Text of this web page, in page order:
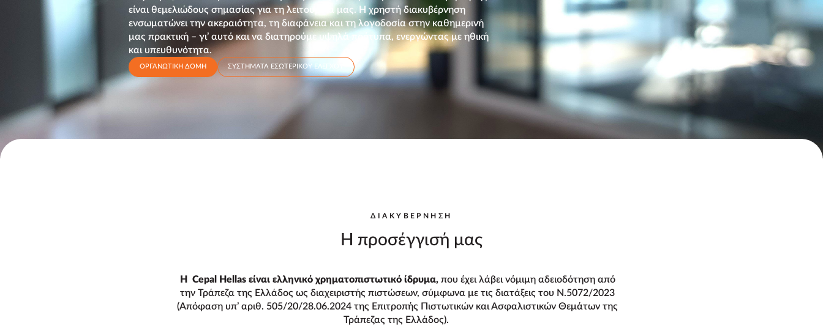
είναι θεμελιώδους σημασίας για τη λειτουργία μας. Η χρηστή διακυβέρνηση
ενσωματώνει την ακεραιότητα, τη διαφάνεια και τη λογοδοσία στην καθημερινή
μας πρακτική – γι’ αυτό και να διατηρούμε υψηλά πρότυπα, ενεργώντας με ηθική
και υπευθυνότητα.
ΟΡΓΑΝΩΤΙΚΗ ΔΟΜΗ ΣΥΣΤΗΜΑΤΑ ΕΣΩΤΕΡΙΚΟΥ ΕΛΕΓΧΟΥ
ΔΙΑΚΥΒΕΡΝΗΣΗ
Η προσέγγισή μας
Η Cepal Hellas είναι ελληνικό χρηματοπιστωτικό ίδρυμα,που έχει λάβει νόμιμη αδειοδότηση από
την Τράπεζα της Ελλάδος ως διαχειριστής πιστώσεων, σύμφωνα με τις διατάξεις του Ν.5072/2023
(Απόφαση υπ’ αριθ. 505/20/28.06.2024 της Επιτροπής Πιστωτικών και Ασφαλιστικών Θεμάτων της
Τράπεζας της Ελλάδος).